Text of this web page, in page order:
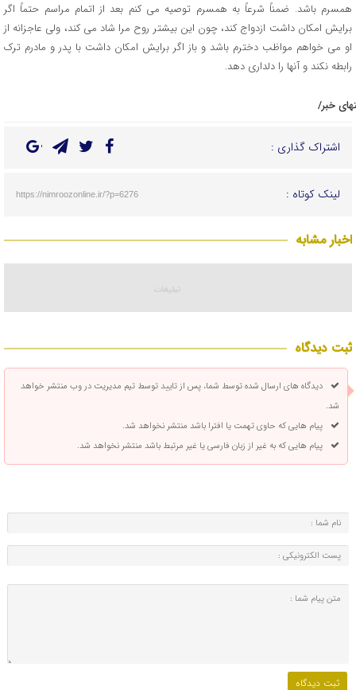
همسرم باشد. ضمناً شرعاً به همسرم توصیه می کنم بعد از اتمام مراسم حتماً اگر
برایش امکان داشت ازدواج کند، چون این بیشتر روح مرا شاد می کند، ولی عاجزانه از
او می خواهم مواظب دخترم باشد و باز اگر برایش امکان داشت با پدر و مادرم ترک
رابطه نکند و آنها را دلداری دهد.
خبر/
اشتراک گذاری :
لینک کوتاه : https://nimroozonline.ir/?p=6276
اخبار مشابه
ثبت دیدگاه
دیدگاه های ارسال شده توسط شما، پس از تایید توسط تیم مدیریت در وب منتشر خواهد
شد.
پیام هایی که حاوی تهمت یا افترا باشد منتشر نخواهد شد.
پیام هایی که به غیر از زبان فارسی یا غیر مرتبط باشد منتشر نخواهد شد.